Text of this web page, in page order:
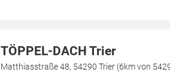
TÖPPEL-DACH Trier
Matthiasstraße 48, 54290 Trier (6km von